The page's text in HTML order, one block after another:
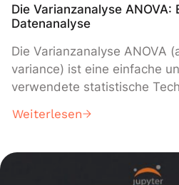
Die Varianzanalyse ANOVA:
Datenanalyse
Die Varianzanalyse ANOVA
variance) ist eine einfache
verwendete statistische
Variablen zu untersuchen,
Zielvariablen (oder
ANOVA ermöglicht es uns
Weiterlesen